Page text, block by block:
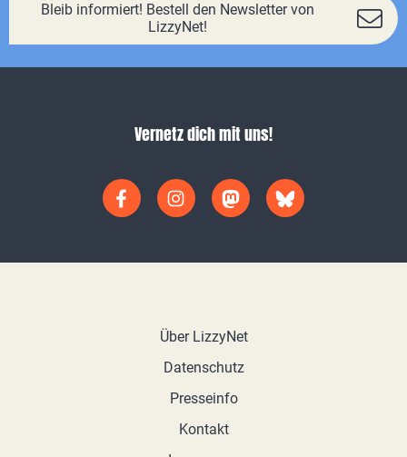
Bleib informiert! Bestell den Newsletter von
LizzyNet!
Vernetz dich mit uns!
Über LizzyNet
Datenschutz
Presseinfo
Kontakt